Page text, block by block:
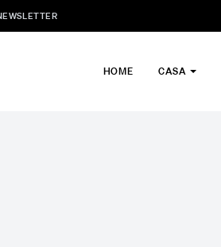
HOME CASA